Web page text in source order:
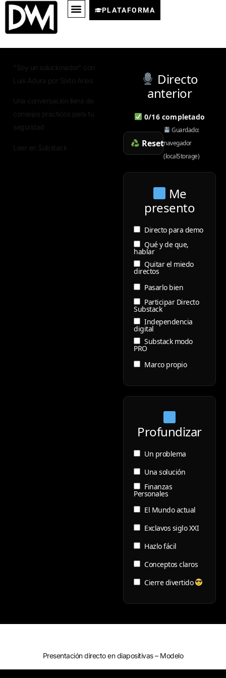
PLATAFORMA
"Soy un solucionador" con
Luís Adura por Sixto Arias
Una conversación llena de
consejos prácticos para tu
seguridad
Leer en Substack
Directo
anterior
0/16completado
Reset
Guardado:
navegador
(localStorage)
Me
presento
Directo para demo
Qué y de que,
hablar
Quitar el miedo
directos
Pasarlo bien
Participar Directo
Substack
Independencia
digital
Substack modo
PRO
Marco propio
Profundizar
Un problema
Una solución
Finanzas
Personales
El Mundo actual
Exclavos siglo XXI
Hazlo fácil
Conceptos claros
Cierre divertido
Presentación directo en diapositivas – Modelo